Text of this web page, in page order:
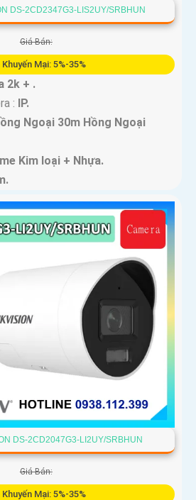
DS-2CD2347G3-LIS2UY/SRBHUN
Giá Bán:
Khuyến Mại: 5%-35%
️
2k + .
: IP.
Ngoại 30m Hồng Ngoại
Kim loại + Nhựa.
DS-2CD2047G3-LI2UY/SRBHUN
Giá Bán:
Khuyến Mại: 5%-35%